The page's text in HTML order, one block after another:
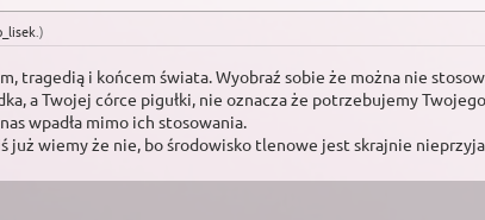
.)
tragedią i końcem świata. Wyobraź sobie że można nie
a Twojej córce pigułki, nie oznacza że potrzebujemy
wpadła mimo ich stosowania.
wiemy że nie, bo środowisko tlenowe jest skrajnie